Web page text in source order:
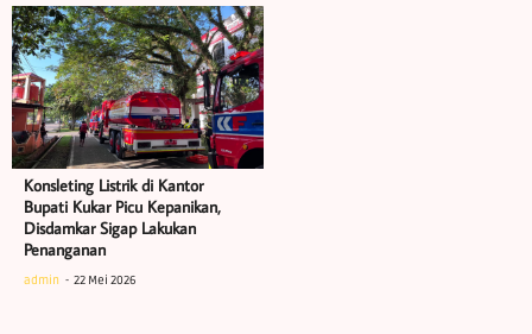
Konsleting Listrik di Kantor
Bupati Kukar Picu Kepanikan,
Disdamkar Sigap Lakukan
Penanganan
admin 22 Mei 2026